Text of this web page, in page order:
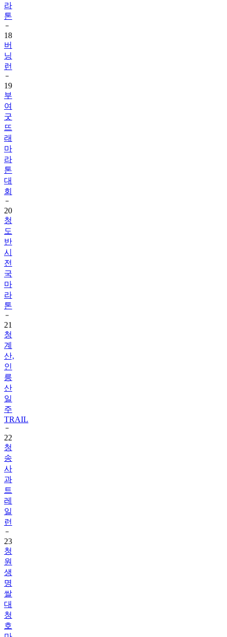
라
톤
18
버
닝
런
19
부
여
굿
뜨
래
마
라
톤
대
회
20
청
도
반
시
전
국
마
라
톤
21
청
계
산,
인
릉
산
일
주
TRAIL
22
청
송
사
과
트
레
일
런
23
청
원
생
명
쌀
대
청
호